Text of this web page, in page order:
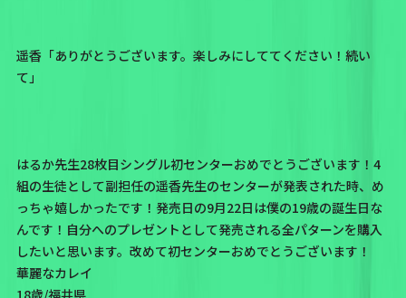
遥香「ありがとうございます。楽しみにしててください！続い
て」
はるか先生28枚目シングル初センターおめでとうございます！4
組の生徒として副担任の遥香先生のセンターが発表された時、め
っちゃ嬉しかったです！発売日の9月22日は僕の19歳の誕生日な
んです！自分へのプレゼントとして発売される全パターンを購入
したいと思います。改めて初センターおめでとうございます！
華麗なカレイ
18歳/福井県